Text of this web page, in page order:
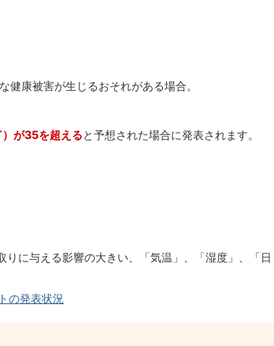
健康被害が生じるおそれがある場合。
が35を超えると予想された場合に発表されます。
に与える影響の大きい、「気温」、「湿度」、「日
の発表状況